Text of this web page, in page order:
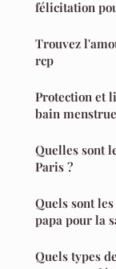
félicitation
Trouvez
rcp
Protection et
bain
Quelles sont
Paris ?
Quels sont
papa pour la
Quels types